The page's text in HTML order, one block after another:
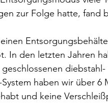
zur Folge hatte, fand
In den letzten Jahren
System haben wir über
und keine